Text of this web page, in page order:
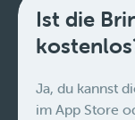
Ist die
Ja, du kannst
im App Store